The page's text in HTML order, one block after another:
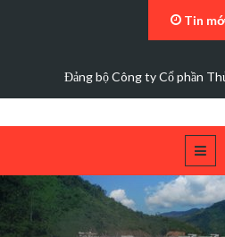
Tin
Đảng bộ Công ty Cổ phần